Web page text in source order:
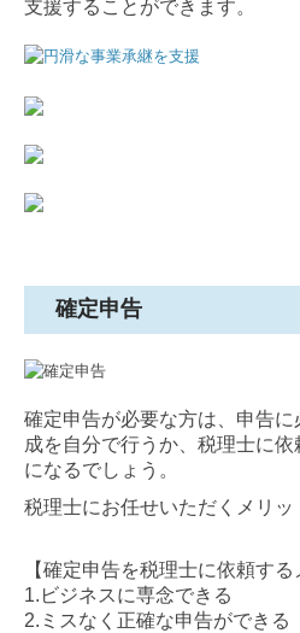
支援することができます。
確定申告
確定申告が必要な方は、申告
成を自分で行うか、税理士に
になるでしょう。
税理士にお任せいただくメリッ
【確定申告を税理士に依頼する
1.ビジネスに専念できる
2.ミスなく正確な申告ができる